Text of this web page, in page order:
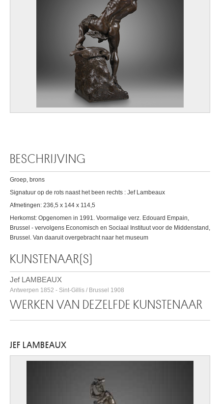
BESCHRIJVING
Groep, brons
Signatuur op de rots naast het been rechts : Jef Lambeaux
Afmetingen: 236,5 x 144 x 114,5
Herkomst: Opgenomen in 1991. Voormalige verz. Edouard Empain,
Brussel - vervolgens Economisch en Sociaal Instituut voor de Middenstand,
Brussel. Van daaruit overgebracht naar het museum
KUNSTENAAR(S)
Jef LAMBEAUX
Antwerpen 1852 - Sint-Gillis / Brussel 1908
WERKEN VAN DEZELFDE KUNSTENAAR
JEF LAMBEAUX